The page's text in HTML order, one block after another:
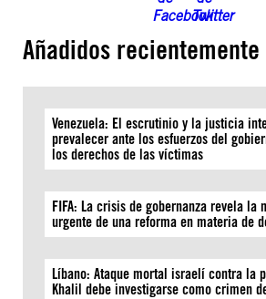
Añadidos recientemente
Venezuela: El escrutinio y la justicia
prevalecer ante los esfuerzos del
los derechos de las víctimas
FIFA: La crisis de gobernanza revela la
urgente de una reforma en materia de
Líbano: Ataque mortal israelí contra la
Khalil debe investigarse como crimen